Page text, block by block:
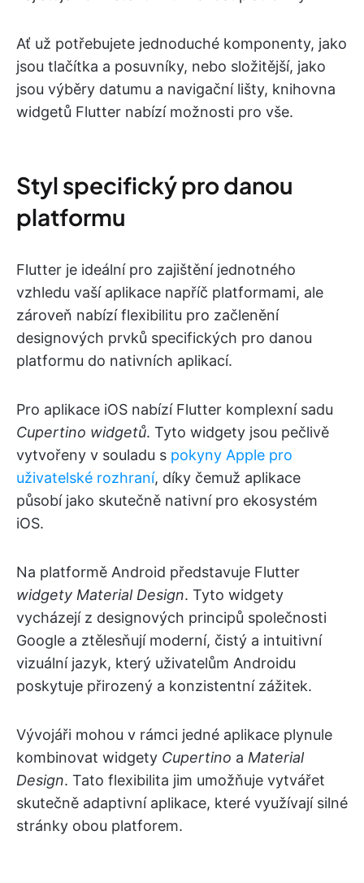
Ať už potřebujete jednoduché komponenty, jako
jsou tlačítka a posuvníky, nebo složitější, jako
jsou výběry datumu a navigační lišty, knihovna
widgetů Flutter nabízí možnosti pro vše.
Styl specifický pro danou
platformu
Flutter je ideální pro zajištění jednotného
vzhledu vaší aplikace napříč platformami, ale
zároveň nabízí flexibilitu pro začlenění
designových prvků specifických pro danou
platformu do nativních aplikací.
Pro aplikace iOS nabízí Flutter komplexní sadu
Cupertino widgetů. Tyto widgety jsou pečlivě
vytvořeny v souladu s pokyny Apple pro
uživatelské rozhraní, díky čemuž aplikace
působí jako skutečně nativní pro ekosystém
iOS.
Na platformě Android představuje Flutter
widgety Material Design. Tyto widgety
vycházejí z designových principů společnosti
Google a ztělesňují moderní, čistý a intuitivní
vizuální jazyk, který uživatelům Androidu
poskytuje přirozený a konzistentní zážitek.
Vývojáři mohou v rámci jedné aplikace plynule
kombinovat widgety Cupertino a Material
Design. Tato flexibilita jim umožňuje vytvářet
skutečně adaptivní aplikace, které využívají silné
stránky obou platforem.